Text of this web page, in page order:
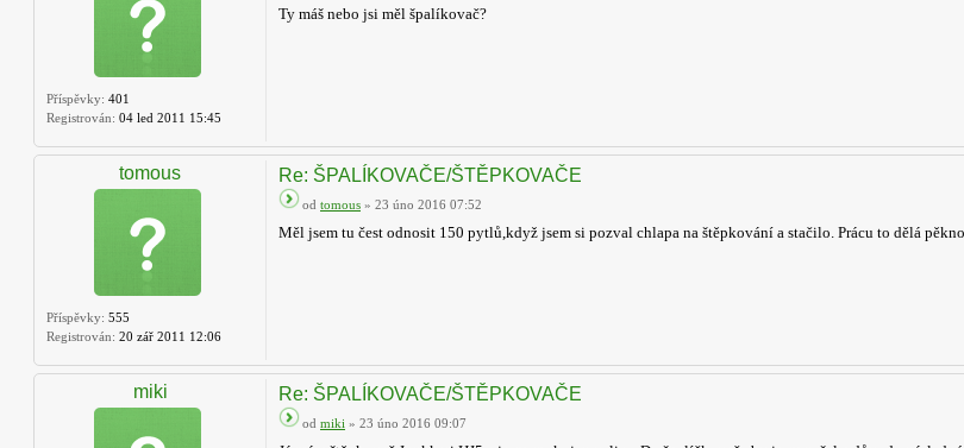
Příspěvky: 401
Registrován: 04 led 2011 15:45
Ty máš nebo jsi měl špalíkovač?
tomous
Příspěvky: 555
Registrován: 20 zář 2011 12:06
Re: ŠPALÍKOVAČE/ŠTĚPKOVAČE
od tomous » 23 úno 2016 07:52
Měl jsem tu čest odnosit 150 pytlů,když jsem si pozval chlapa na štěpkování a stačilo. Prácu to dělá
miki Re: ŠPALÍKOVAČE/ŠTĚPKOVAČE
od miki » 23 úno 2016 09:07